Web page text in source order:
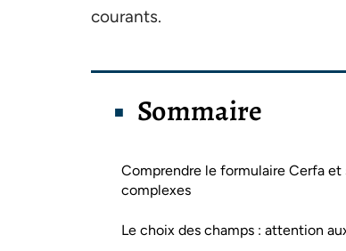
courants.
Sommaire
Comprendre le formulaire Cerfa et
complexes
Le choix des champs : attention